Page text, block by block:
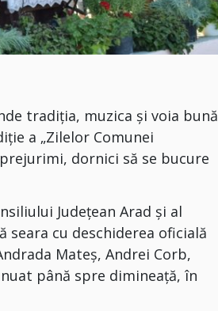
tradiția, muzica și voia bună
a „Zilelor Comunei
dornici să se bucure
Județean Arad și al
cu deschiderea oficială
Mateș, Andrei Corb,
până spre dimineață, în